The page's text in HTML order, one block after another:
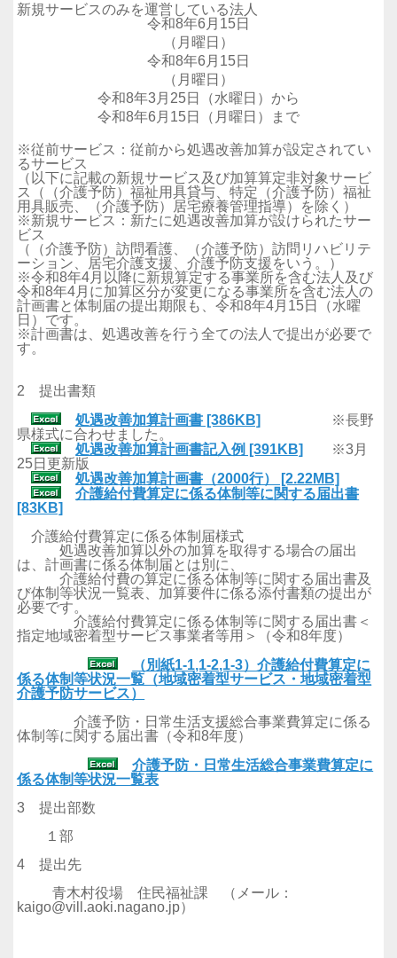
新規サービスのみを運営している法人
令和8年6月15日
（月曜日）
令和8年6月15日
（月曜日）
令和8年3月25日（水曜日）から
令和8年6月15日（月曜日）まで
※従前サービス：従前から処遇改善加算が設定されてい
るサービス
（以下に記載の新規サービス及び加算算定非対象サービ
ス（（介護予防）福祉用具貸与、特定（介護予防）福祉
用具販売、（介護予防）居宅療養管理指導）を除く）
※新規サービス：新たに処遇改善加算が設けられたサー
ビス
（（介護予防）訪問看護、（介護予防）訪問リハビリテ
ーション、居宅介護支援、介護予防支援をいう。）
※令和8年4月以降に新規算定する事業所を含む法人及び
令和8年4月に加算区分が変更になる事業所を含む法人の
計画書と体制届の提出期限も、令和8年4月15日（水曜
日）です。
※計画書は、処遇改善を行う全ての法人で提出が必要で
す。
2 提出書類
処遇改善加算計画書 [386KB]
※長野
県様式に合わせました。
処遇改善加算計画書記入例 [391KB]
※3月
25日更新版
処遇改善加算計画書（2000行） [2.22MB]
介護給付費算定に係る体制等に関する届出書
[83KB]
介護給付費算定に係る体制届様式
処遇改善加算以外の加算を取得する場合の届出
は、計画書に係る体制届とは別に、
介護給付費の算定に係る体制等に関する届出書及
び体制等状況一覧表、加算要件に係る添付書類の提出が
必要です。
介護給付費算定に係る体制等に関する届出書＜
指定地域密着型サービス事業者等用＞（令和8年度）
（別紙1-1,1-2,1-3）介護給付費算定に
係る体制等状況一覧（地域密着型サービス・地域密着型
介護予防サービス）
介護予防・日常生活支援総合事業費算定に係る
体制等に関する届出書（令和8年度）
介護予防・日常生活総合事業費算定に
係る体制等状況一覧表
3 提出部数
１部
4 提出先
青木村役場 住民福祉課 （メール：
kaigo@vill.aoki.nagano.jp）